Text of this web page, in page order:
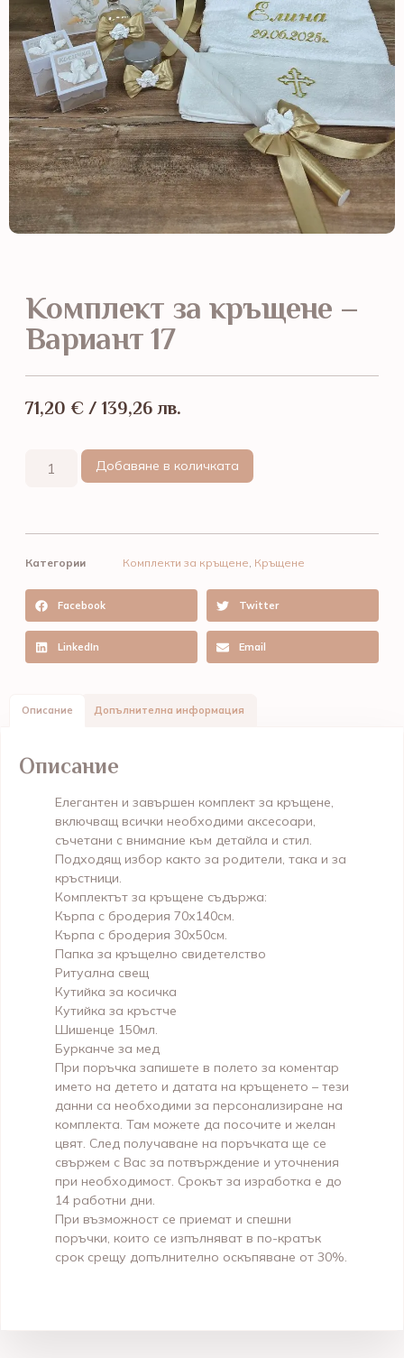
Комплект за кръщене –
Вариант 17
71,20 € / 139,26 лв.
Добавяне в количката
Категории Комплекти за кръщене, Кръщене
Facebook Twitter
LinkedIn Email
Описание Допълнителна информация
Описание
Елегантен и завършен комплект за кръщене,
включващ всички необходими аксесоари,
съчетани с внимание към детайла и стил.
Подходящ избор както за родители, така и за
кръстници.
Комплектът за кръщене съдържа:
Кърпа с бродерия 70х140см.
Кърпа с бродерия 30х50см.
Папка за кръщелно свидетелство
Ритуална свещ
Кутийка за косичка
Кутийка за кръстче
Шишенце 150мл.
Бурканче за мед
При поръчка запишете в полето за коментар
името на детето и датата на кръщенето – тези
данни са необходими за персонализиране на
комплекта. Там можете да посочите и желан
цвят. След получаване на поръчката ще се
свържем с Вас за потвърждение и уточнения
при необходимост. Срокът за изработка е до
14 работни дни.
При възможност се приемат и спешни
поръчки, които се изпълняват в по-кратък
срок срещу допълнително оскъпяване от 30%.